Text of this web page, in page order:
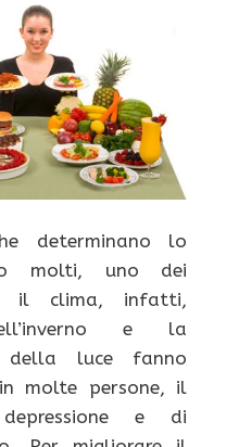
determinano lo
molti, uno dei
il clima, infatti,
e la
della luce fanno
molte persone, il
e di